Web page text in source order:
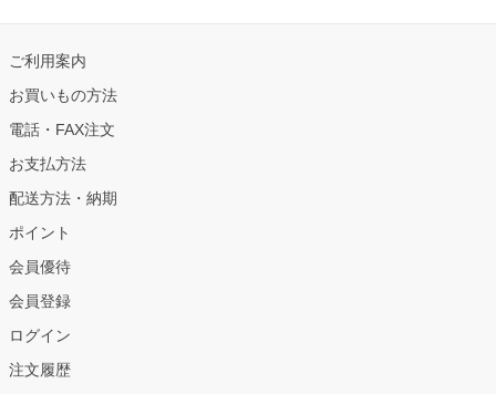
ご利用案内
お買いもの方法
電話・FAX注文
お支払方法
配送方法・納期
ポイント
会員優待
会員登録
ログイン
注文履歴